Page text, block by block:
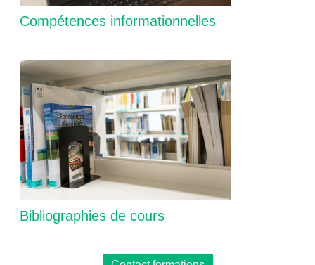
Compétences informationnelles
Bibliographies de cours